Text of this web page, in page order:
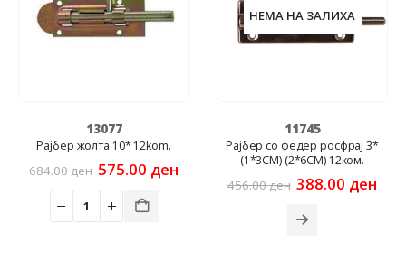
13077
Рајбер жолта 10* 12kom.
684.00ден Original
was:
684.00 ден.
575.00 ден
НЕМА НА ЗАЛИХА
11745
Рајбер со федер росфрај 3*
(1*3CM) (2*6CM) 12ком.
456.00ден Original
was:
456.00 ден.
388.00 ден